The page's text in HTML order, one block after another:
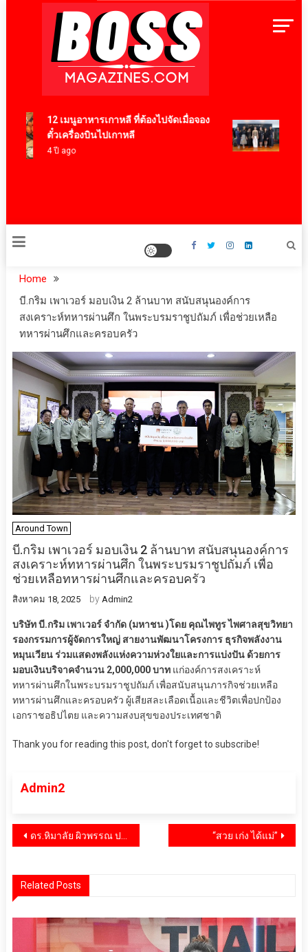
BossMagazinesThailand
12 เมนูอาหารเกาหลี ที่ต้องไปจัดเมื่อจอง
ตั๋วเครื่องบินไปเกาหลี
4 ปี ago
Home
บี.กริม เพาเวอร์ มอบเงิน 2 ล้านบาท สนับสนุนองค์การ
สงเคราะห์ทหารผ่านศึก ในพระบรมราชูปถัมภ์ เพื่อช่วยเหลือ
ทหารผ่านศึกและครอบครัว
Around Town
บี.กริม เพาเวอร์ มอบเงิน 2 ล้านบาท สนับสนุนองค์การ
สงเคราะห์ทหารผ่านศึก ในพระบรมราชูปถัมภ์ เพื่อ
ช่วยเหลือทหารผ่านศึกและครอบครัว
สิงหาคม 18, 2025 by Admin2
บริษัท บี.กริม เพาเวอร์ จำกัด (มหาชน )โดย คุณไพทูร ไพศาลสุขวิทยา
รองกรรมการผู้จัดการใหญ่ สายงานพัฒนาโครงการ ธุรกิจพลังงาน
หมุนเวียน ร่วมแสดงพลังแห่งความห่วงใยและการแบ่งปัน ด้วยการ
มอบเงินบริจาคจำนวน 2,000,000 บาทแก่องค์การสงเคราะห์
ทหารผ่านศึกในพระบรมราชูปถัมภ์ เพื่อสนับสนุนภารกิจช่วยเหลือ
ทหารผ่านศึกและครอบครัว ผู้เสียสละเลือดเนื้อและชีวิตเพื่อปกป้อง
เอกราชอธิปไตย และความสงบสุขของประเทศชาติ
Thank you for reading this post, don't forget to subscribe!
Admin2
แนะแนว
ดร.หิมาลัย ผิวพรรณ ประธานที่ปรึกษามูลนิธิพระราหู เป็นประธานเปิดพิธี โครงการปฐมนิเทศอุปสมบทหมู่ ตามรอย พระบรมศาสดา สู่ดินแดน พุทธภูมิ แสวงบุญ4 สังเวยณียสถาน 4 ตำบล รุ่นที่7 “สวย เก่ง ได้แม่”
Related Posts